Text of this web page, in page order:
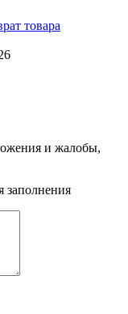
товара
и жалобы,
заполнения